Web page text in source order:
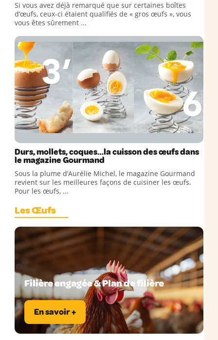
Si vous avez déjà remarqué que sur certaines boîtes
d’œufs, ceux-ci étaient qualifiés de « gros œufs », vous
vous êtes sûrement ...
Durs, mollets, coques…la cuisson des œufs dans
le magazine Gourmand
Sous la plume d’Aurélie Michel, le magazine Gourmand
revient sur les meilleures façons de cuisiner les œufs.
Pour les œufs, ...
Les Œufs
Filière engagée & Plan de filière
En savoir +